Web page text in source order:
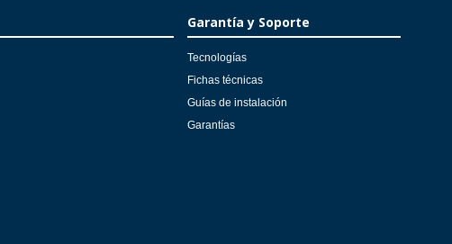
Garantía y Soporte
Tecnologías
Fichas técnicas
Guías de instalación
Garantías